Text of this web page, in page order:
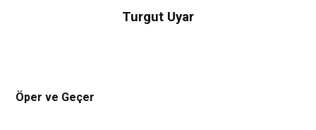
Turgut Uyar
Öper ve Geçer